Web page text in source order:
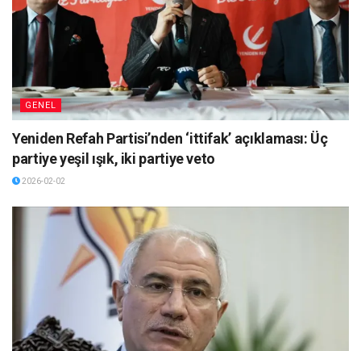
GENEL
Yeniden Refah Partisi’nden ‘ittifak’ açıklaması: Üç
partiye yeşil ışık, iki partiye veto
2026-02-02